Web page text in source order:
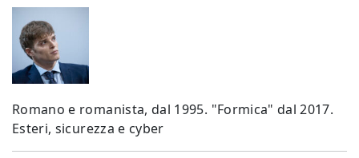
Romano e romanista, dal 1995. "Formica" dal 2017.
Esteri, sicurezza e cyber